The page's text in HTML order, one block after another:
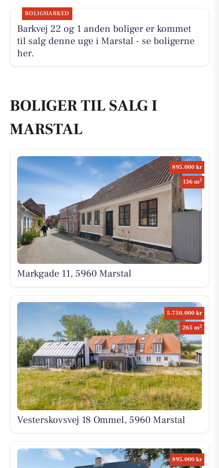
BOLIGMARKED
Barkvej 22 og 1 anden boliger er kommet
til salg denne uge i Marstal - se boligerne
her.
BOLIGER TIL SALG I
MARSTAL
895.000 kr
136 m2
Markgade 11, 5960 Marstal
5.750.000 kr
265 m2
Vesterskovsvej 18 Ommel, 5960 Marstal
895.000 kr